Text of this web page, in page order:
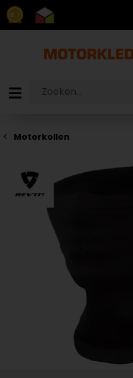
8.7
Motorkollen